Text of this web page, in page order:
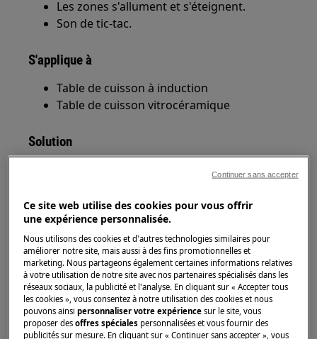
Les zones s'allument et s'éteignent.
Son de tic-tac.
S'applique à
Table de cuisson à induction
Table de cuisson vitrocéramique
Solution
Si les zones de cuisson nécessitent plus de
l'alimentation, la plaque de cuisson doit
distribuer la puissance. C'est ce qu'on
appelle lagestion de l'alimentation(power
management) de la table de cuisson.
Les zones de cuisson sont regroupées en
fonction de la valeur de connexion de la
table de cuisson.
Ce site web utilise des cookies pour vous offrir
une expérience personnalisée.
Nous utilisons des cookies et d'autres technologies similaires pour
améliorer notre site, mais aussi à des fins promotionnelles et
marketing. Nous partageons également certaines informations relatives
à votre utilisation de notre site avec nos partenaires spécialisés dans les
réseaux sociaux, la publicité et l'analyse. En cliquant sur « Accepter tous
les cookies », vous consentez à notre utilisation des cookies et nous
pouvons ainsipersonnaliser votre expériencesur le site, vous
proposer desoffres spéciales personnalisées et vous fournir des
publicités sur mesure. En cliquant sur « Continuer sans accepter », vous
Continuer sans accepter